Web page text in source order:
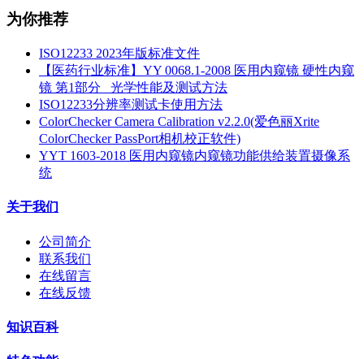
为你推荐
ISO12233 2023年版标准文件
【医药行业标准】YY 0068.1-2008 医用内窥镜 硬性内窥
镜 第1部分_ 光学性能及测试方法
ISO12233分辨率测试卡使用方法
ColorChecker Camera Calibration v2.2.0(爱色丽Xrite
ColorChecker PassPort相机校正软件)
YYT 1603-2018 医用内窥镜内窥镜功能供给装置摄像系
统
关于我们
公司简介
联系我们
在线留言
在线反馈
知识百科